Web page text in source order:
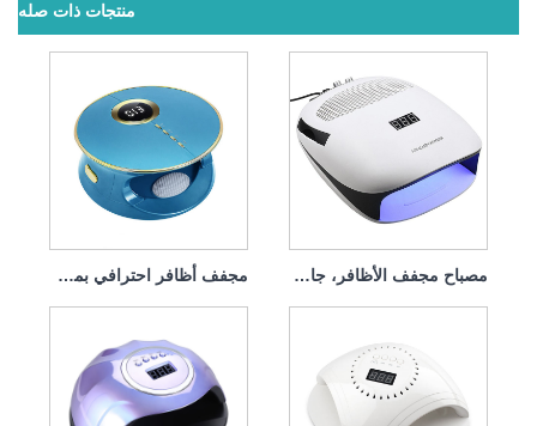
منتجات ذات صله